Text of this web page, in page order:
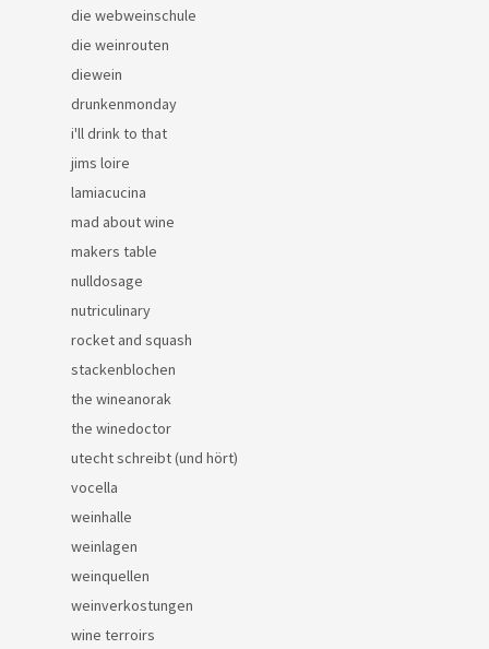
die webweinschule
die weinrouten
diewein
drunkenmonday
i'll drink to that
jims loire
lamiacucina
mad about wine
makers table
nulldosage
nutriculinary
rocket and squash
stackenblochen
the wineanorak
the winedoctor
utecht schreibt (und hört)
vocella
weinhalle
weinlagen
weinquellen
weinverkostungen
wine terroirs